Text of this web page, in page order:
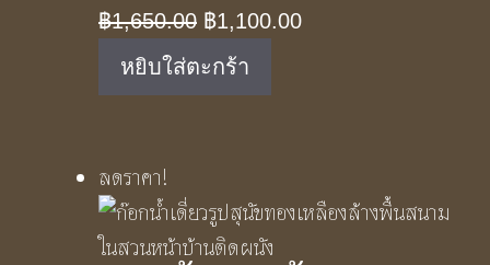
฿1,650.00 Original
price
was:
฿1,100.00Current
หยิบใส่ตะกร้า
ลดราคา!